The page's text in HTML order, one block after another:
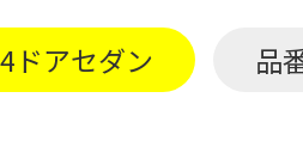
ドアセダン 品